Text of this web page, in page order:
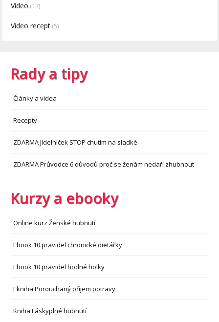
Video (17)
Video recept (5)
Rady a tipy
Články a videa
Recepty
ZDARMA Jídelníček STOP chutím na sladké
ZDARMA Průvodce 6 důvodů proč se ženám nedaří zhubnout
Kurzy a ebooky
Online kurz Ženské hubnutí
Ebook 10 pravidel chronické dietářky
Ebook 10 pravidel hodné holky
Ekniha Porouchaný příjem potravy
Kniha Láskyplné hubnutí